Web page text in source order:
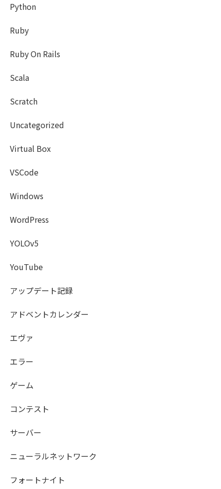
Python
Ruby
Ruby On Rails
Scala
Scratch
Uncategorized
Virtual Box
VSCode
Windows
WordPress
YOLOv5
YouTube
アップデート記録
アドベントカレンダー
エヴァ
エラー
ゲーム
コンテスト
サーバー
ニューラルネットワーク
フォートナイト